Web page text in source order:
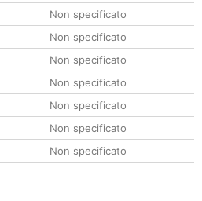
Non specificato
Non specificato
Non specificato
Non specificato
Non specificato
Non specificato
Non specificato